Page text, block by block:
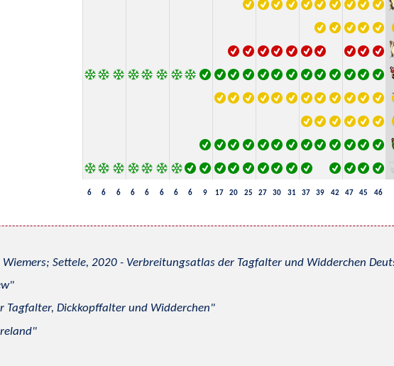
6 6 6 6 6 6 6 6 9 17 20 25 27 30 31 37 39 42 47 45 46
Settele, 2020 - Verbreitungsatlas der Tagfalter und Widderchen
Tagfalter, Dickkopffalter und Widderchen